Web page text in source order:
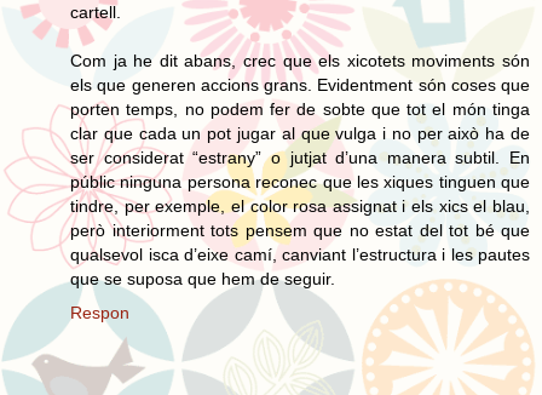
cartell.
Com ja he dit abans, crec que els xicotets moviments són
els que generen accions grans. Evidentment són coses que
porten temps, no podem fer de sobte que tot el món tinga
clar que cada un pot jugar al que vulga i no per això ha de
ser considerat “estrany” o jutjat d’una manera subtil. En
públic ninguna persona reconec que les xiques tinguen que
tindre, per exemple, el color rosa assignat i els xics el blau,
però interiorment tots pensem que no estat del tot bé que
qualsevol isca d’eixe camí, canviant l’estructura i les pautes
que se suposa que hem de seguir.
Respon